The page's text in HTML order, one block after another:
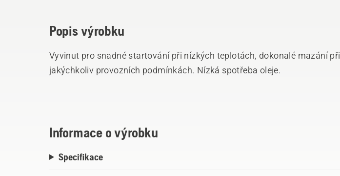
Popis výrobku
Vyvinut pro snadné startování při nízkých teplotách, dokonalé mazání při
jakýchkoliv provozních podmínkách. Nízká spotřeba oleje.
Informace o výrobku
Specifikace